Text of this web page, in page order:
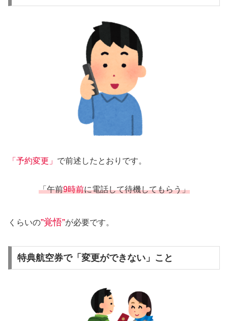
「予約変更」 で前述したとおりです。
「午前9時前に電話して待機してもらう」
くらいの”覚悟”が必要です。
特典航空券で「変更ができない」こと